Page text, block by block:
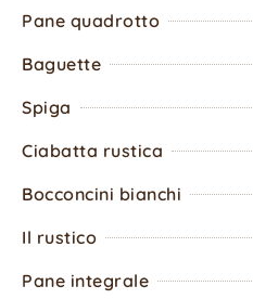
Pane quadrotto
Baguette
Spiga
Ciabatta rustica
Bocconcini bianchi
Il rustico
Pane integrale